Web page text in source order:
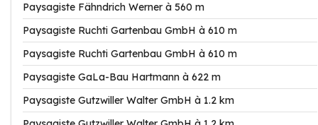
Paysagiste Fähndrich Werner à 560 m
Paysagiste Ruchti Gartenbau GmbH à 610 m
Paysagiste Ruchti Gartenbau GmbH à 610 m
Paysagiste GaLa-Bau Hartmann à 622 m
Paysagiste Gutzwiller Walter GmbH à 1.2 km